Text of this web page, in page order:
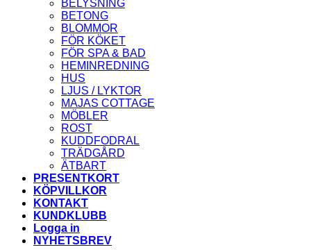
BELYSNING
BETONG
BLOMMOR
FÖR KÖKET
FÖR SPA & BAD
HEMINREDNING
HUS
LJUS / LYKTOR
MAJAS COTTAGE
MÖBLER
ROST
KUDDFODRAL
TRÄDGÅRD
ÄTBART
PRESENTKORT
KÖPVILLKOR
KONTAKT
KUNDKLUBB
Logga in
NYHETSBREV